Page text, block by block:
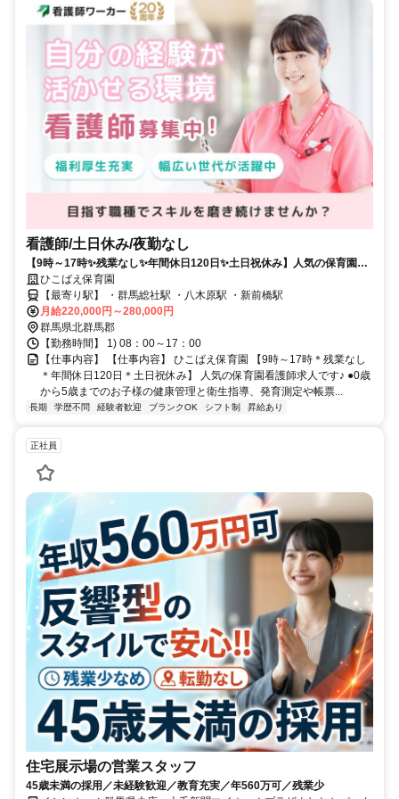
看護師/土日休み/夜勤なし
【9時～17時✨残業なし✨年間休日120日✨土日祝休み】人気の保育園看
護師求人です✨
ひこばえ保育園
【最寄り駅】 ・群馬総社駅 ・八木原駅 ・新前橋駅
月給220,000円～280,000円
群馬県北群馬郡
【勤務時間】 1) 08：00～17：00
【仕事内容】 【仕事内容】 ひこばえ保育園 【9時～17時＊残業なし
＊年間休日120日＊土日祝休み】 人気の保育園看護師求人です♪ ●0歳
から5歳までのお子様の健康管理と衛生指導、発育測定や帳票...
長期 学歴不問 経験者歓迎 ブランクOK シフト制 昇給あり
正社員
住宅展示場の営業スタッフ
45歳未満の採用／未経験歓迎／教育充実／年560万可／残業少